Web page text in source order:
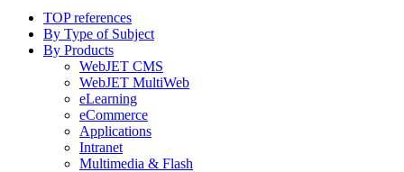
TOP references
By Type of Subject
By Products
WebJET CMS
WebJET MultiWeb
eLearning
eCommerce
Applications
Intranet
Multimedia & Flash